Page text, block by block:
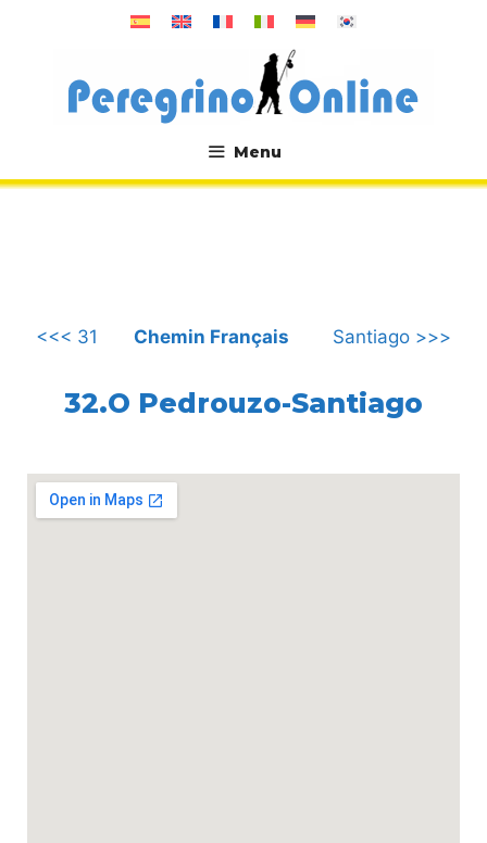
Menu
.
<<< 31 Chemin Français Santiago >>>
32.O Pedrouzo-Santiago